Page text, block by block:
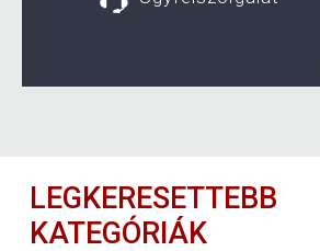
LEGKERESETTEBB
KATEGÓRIÁK